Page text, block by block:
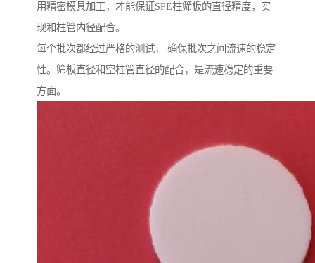
用精密模具加工，才能保证SPE柱筛板的直径精度，实
现和柱管内径配合。
每个批次都经过严格的测试， 确保批次之间流速的稳定
性。筛板直径和空柱管直径的配合，是流速稳定的重要
方面。